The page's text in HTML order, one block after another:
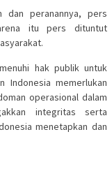
dan peranannya, pers
itu pers dituntut
hak publik untuk
Indonesia memerlukan
operasional dalam
integritas serta
menetapkan dan